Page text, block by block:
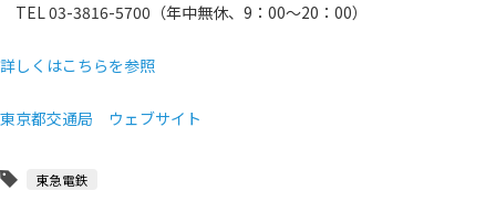
TEL 03-3816-5700（年中無休、9：00～20：00）
詳しくはこちらを参照
東京都交通局 ウェブサイト
東急電鉄